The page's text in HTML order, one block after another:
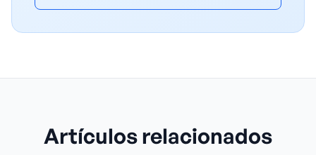
Artículos relacionados